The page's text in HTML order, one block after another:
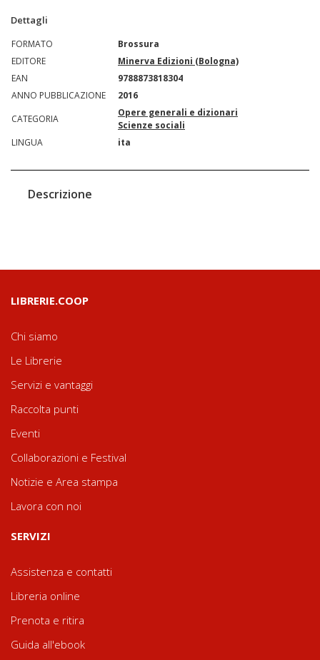
Dettagli
FORMATO
Brossura
EDITORE
Minerva Edizioni (Bologna)
EAN
9788873818304
ANNO PUBBLICAZIONE
2016
CATEGORIA
Opere generali e dizionari
Scienze sociali
LINGUA
ita
Descrizione
LIBRERIE.COOP
Chi siamo
Le Librerie
Servizi e vantaggi
Raccolta punti
Eventi
Collaborazioni e Festival
Notizie e Area stampa
Lavora con noi
SERVIZI
Assistenza e contatti
Libreria online
Prenota e ritira
Guida all'ebook